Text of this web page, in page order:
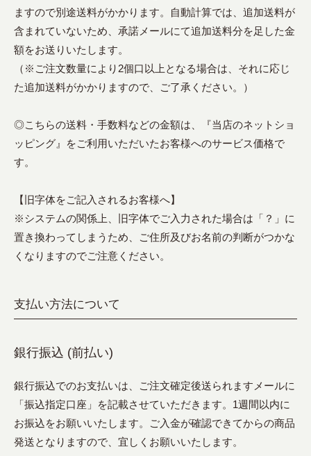
ますので別途送料がかかります。自動計算では、追加送料が
含まれていないため、承諾メールにて追加送料分を足した金
額をお送りいたします。
（※ご注文数量により2個口以上となる場合は、それに応じ
た追加送料がかかりますので、ご了承ください。）
◎こちらの送料・手数料などの金額は、『当店のネットショ
ッピング』をご利用いただいたお客様へのサービス価格で
す。
【旧字体をご記入されるお客様へ】
※システムの関係上、旧字体でご入力された場合は「？」に
置き換わってしまうため、ご住所及びお名前の判断がつかな
くなりますのでご注意ください。
支払い方法について
銀行振込 (前払い)
銀行振込でのお支払いは、ご注文確定後送られますメールに
「振込指定口座」を記載させていただきます。1週間以内に
お振込をお願いいたします。ご入金が確認できてからの商品
発送となりますので、宜しくお願いいたします。